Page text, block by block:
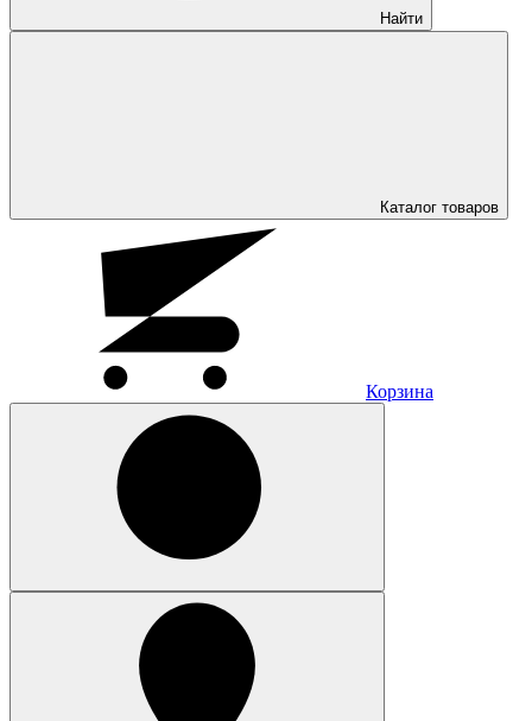
Найти
Каталог товаров
Корзина